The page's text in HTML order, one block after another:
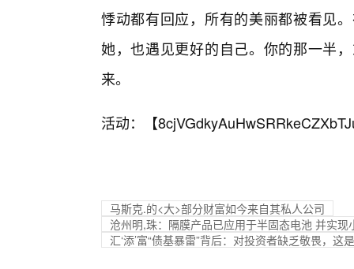
悸动都有回应，所有的美丽都被看见
她，也遇见更好的自己。你的那一半
来。
活动：【
马斯克.的<大>部分财富如今来自其私人公司
沧州明,珠：隔膜产品已应用于半固态电池 并实现
汇‘添’富“债基暴雷”背后：对投资者缺乏敬畏，这